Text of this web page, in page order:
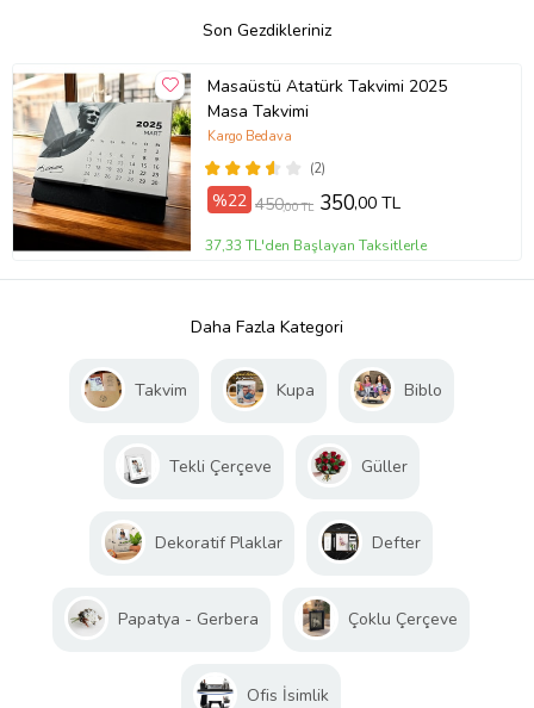
Son Gezdikleriniz
Masaüstü Atatürk Takvimi 2025
Masa Takvimi
(2)
Kargo Bedava
%22 450,00 TL 350,00 TL
37,33 TL'den Başlayan Taksitlerle
Daha Fazla Kategori
Takvim Kupa Biblo
Tekli Çerçeve Güller
Dekoratif Plaklar Defter
Papatya - Gerbera Çoklu Çerçeve
Ofis İsimlik